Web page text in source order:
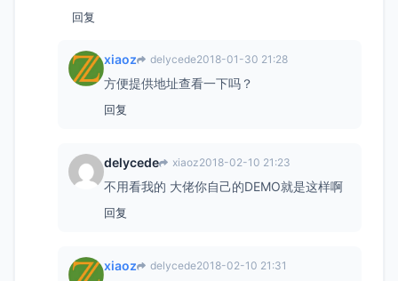
回复
xiaoz delycede2018-01-30 21:28
方便提供地址查看一下吗？
回复
delycede xiaoz2018-02-10 21:23
不用看我的 大佬你自己的DEMO就是这样啊
回复
xiaoz delycede2018-02-10 21:31